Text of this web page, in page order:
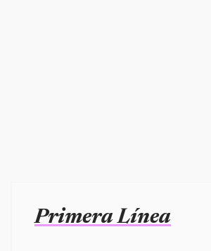
Primera Línea